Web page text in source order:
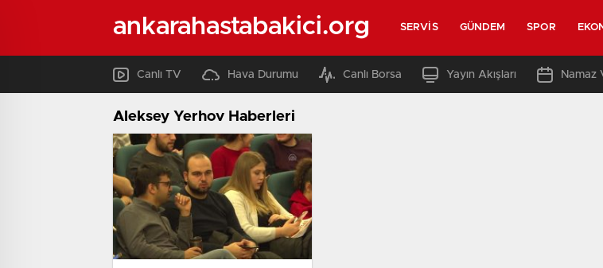
ankarahastabakici.org SERVIS GÜNDEM SPOR
Canlı TV Hava Durumu Canlı Borsa Yayın Akışları Namaz
Aleksey Yerhov Haberleri